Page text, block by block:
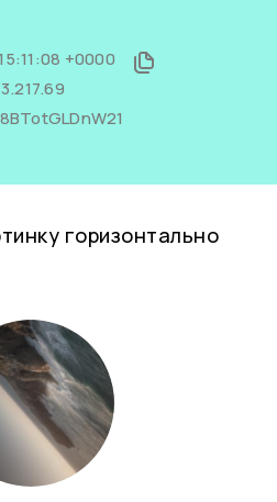
+0000
8BTotGLDnW21
горизонтально